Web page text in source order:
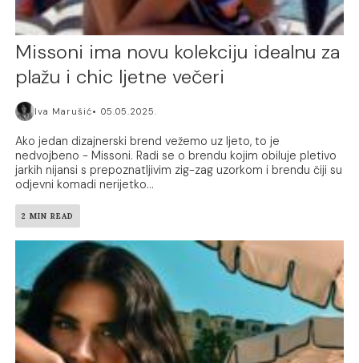
Missoni ima novu kolekciju idealnu za
plažu i chic ljetne večeri
Iva Marušić 05.05.2025.
Ako jedan dizajnerski brend vežemo uz ljeto, to je
nedvojbeno - Missoni. Radi se o brendu kojim obiluje pletivo
jarkih nijansi s prepoznatljivim zig-zag uzorkom i brendu čiji su
odjevni komadi nerijetko...
2 MIN READ